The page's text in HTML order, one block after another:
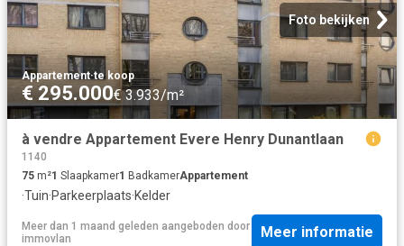
Foto bekijken
Appartement·te koop
€ 295.000€ 3.933/m²
à vendre Appartement Evere Henry Dunantlaan
1140
75 m²1 Slaapkamer1 BadkamerAppartement
·Tuin·Parkeerplaats·Kelder
Meer dan 1 maand geleden aangeboden door
immovlan
Meer informatie